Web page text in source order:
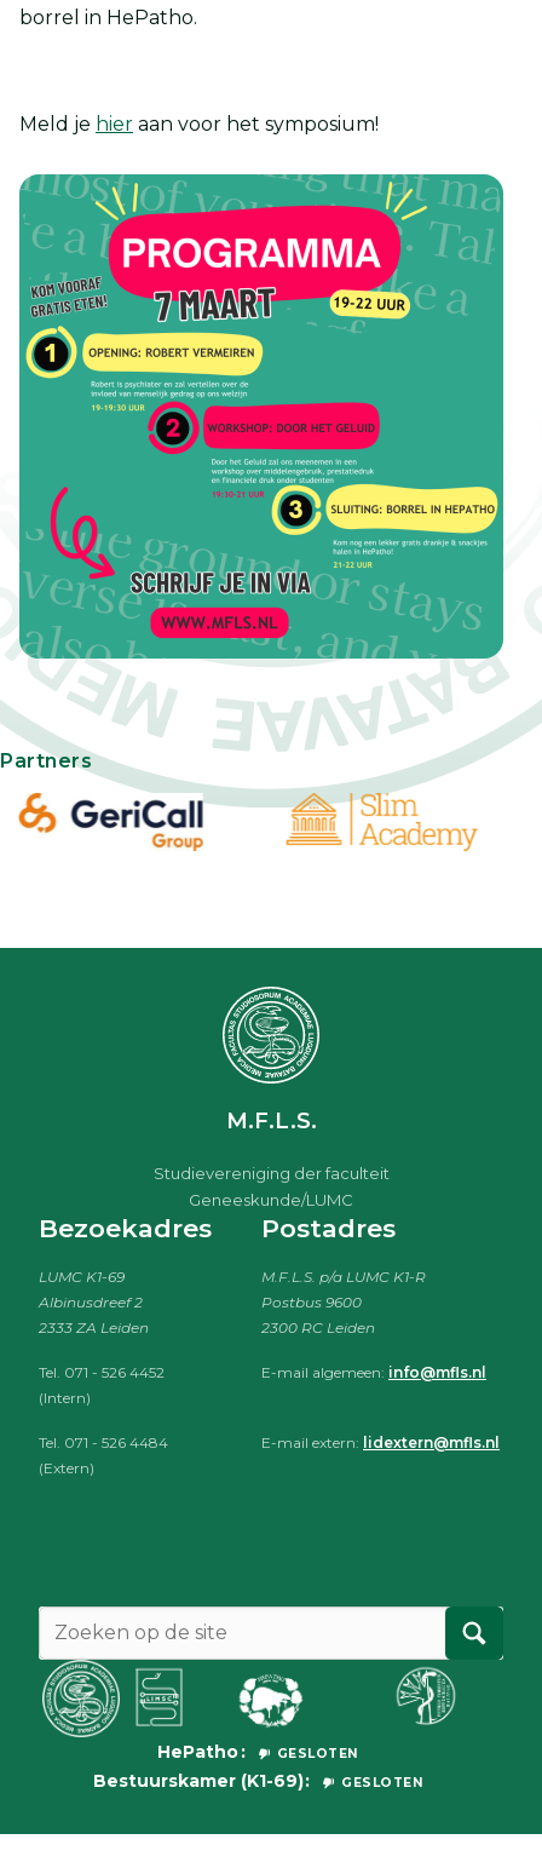
borrel in HePatho.
Meld je hier aan voor het symposium!
Partners
M.F.L.S.
Studievereniging der faculteit
Geneeskunde/LUMC
Bezoekadres
LUMC K1-69
Albinusdreef 2
2333 ZA Leiden
Tel. 071 - 526 4452
(Intern)
Tel. 071 - 526 4484
(Extern)
Postadres
M.F.L.S. p/a LUMC K1-R
Postbus 9600
2300 RC Leiden
E-mail algemeen: info@mfls.nl
E-mail extern: lidextern@mfls.nl
HePatho GESLOTEN
Bestuurskamer (K1-69) GESLOTEN